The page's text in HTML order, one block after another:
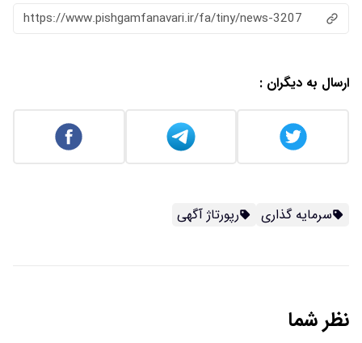
https://www.pishgamfanavari.ir/fa/tiny/news-3207
ارسال به دیگران :
سرمایه گذاری رپورتاژ آگهی
نظر شما